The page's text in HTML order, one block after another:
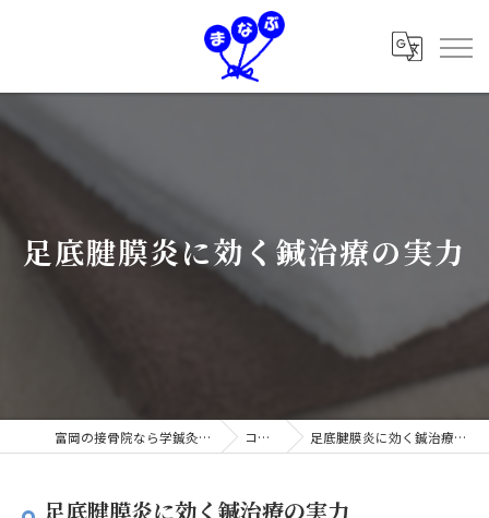
足底腱膜炎に効く鍼治療の実力
富岡の接骨院なら学鍼灸接骨院 コラム 足底腱膜炎に効く鍼治療の実力